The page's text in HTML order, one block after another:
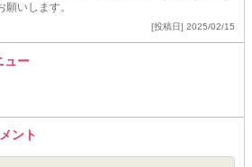
いします。
[投稿日] 2025/02/15
ュー
ント